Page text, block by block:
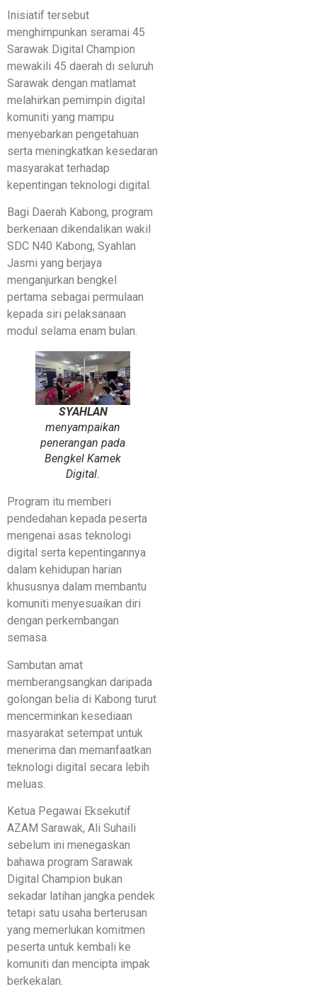
Inisiatif tersebut
menghimpunkan seramai 45
Sarawak Digital Champion
mewakili 45 daerah di seluruh
Sarawak dengan matlamat
melahirkan pemimpin digital
komuniti yang mampu
menyebarkan pengetahuan
serta meningkatkan kesedaran
masyarakat terhadap
kepentingan teknologi digital.
Bagi Daerah Kabong, program
berkenaan dikendalikan wakil
SDC N40 Kabong, Syahlan
Jasmi yang berjaya
menganjurkan bengkel
pertama sebagai permulaan
kepada siri pelaksanaan
modul selama enam bulan.
SYAHLAN
menyampaikan
penerangan pada
Bengkel Kamek
Digital.
Program itu memberi
pendedahan kepada peserta
mengenai asas teknologi
digital serta kepentingannya
dalam kehidupan harian
khususnya dalam membantu
komuniti menyesuaikan diri
dengan perkembangan
semasa.
Sambutan amat
memberangsangkan daripada
golongan belia di Kabong turut
mencerminkan kesediaan
masyarakat setempat untuk
menerima dan memanfaatkan
teknologi digital secara lebih
meluas.
Ketua Pegawai Eksekutif
AZAM Sarawak, Ali Suhaili
sebelum ini menegaskan
bahawa program Sarawak
Digital Champion bukan
sekadar latihan jangka pendek
tetapi satu usaha berterusan
yang memerlukan komitmen
peserta untuk kembali ke
komuniti dan mencipta impak
berkekalan.